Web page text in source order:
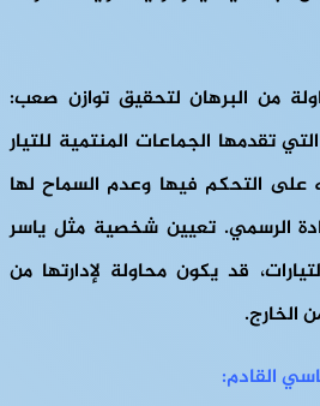
من البرهان لتحقيق توازن صعب:
تقدمها الجماعات المنتمية للتيار
على التحكم فيها وعدم السماح لها
الرسمي. تعيين شخصية مثل ياسر
قد يكون محاولة لإدارتها من
الخارج.
القادم: